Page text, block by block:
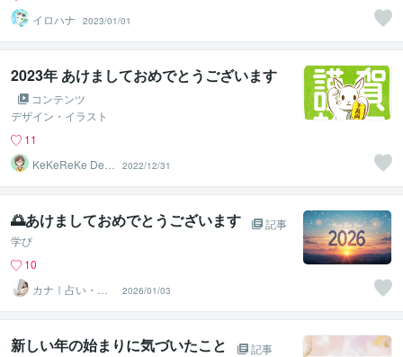
イロハナ
2023/01/01
2023年 あけましておめでとうございます
コンテンツ
デザイン・イラスト
11
KeKeReKe Desi
2022/12/31
🌅あけましておめでとうございます
記事
学び
10
カナ｜占い・ス
ピ系専門制作代
行
2026/01/03
新しい年の始まりに気づいたこと
記事